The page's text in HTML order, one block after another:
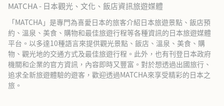
MATCHA - 日本觀光、文化、飯店資訊旅遊媒體
「MATCHA」是專門為喜愛日本的旅客介紹日本旅遊景點、飯店預
約、溫泉、美食、購物和最佳旅遊行程等各種資訊的日本旅遊媒體
平台。以多達10種語言來提供觀光景點、飯店、溫泉、美食、購
物、觀光地的交通方式及最佳旅遊行程。此外，也有刊登日本政府
機關和企業的官方資訊，內容即時又豐富。對於想透過出國旅行、
追求全新旅遊體驗的遊客，歡迎透過MATCHA來享受精彩的日本之
旅。